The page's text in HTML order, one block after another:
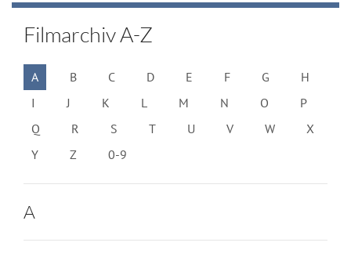
Filmarchiv A-Z
A B C D E F G
H
I
J K L M N O
P
Q
R S T U V W
X
Y
Z 0-9
A